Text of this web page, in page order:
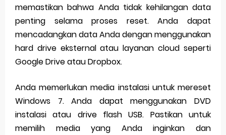
memastikan bahwa Anda tidak kehilangan data
penting selama proses reset. Anda dapat
mencadangkan data Anda dengan menggunakan
hard drive eksternal atau layanan cloud seperti
Google Drive atau Dropbox.
Anda memerlukan media instalasi untuk mereset
Windows 7. Anda dapat menggunakan DVD
instalasi atau drive flash USB. Pastikan untuk
memilih media yang Anda inginkan dan